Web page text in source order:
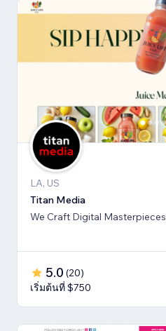
LA, US
Titan Media
We Craft Digital Masterpieces
5.0 (20)
เริ่มต้นที่ $750